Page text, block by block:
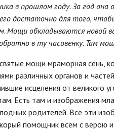
в прошлом году. За год
достаточно для того,
Мощи обкладываются новой
в ту часовенку. Там
мощи мраморная сень,
различных органов и
исцеления от великого
Есть там и изображения
родителей. Все эти
помощник всем с